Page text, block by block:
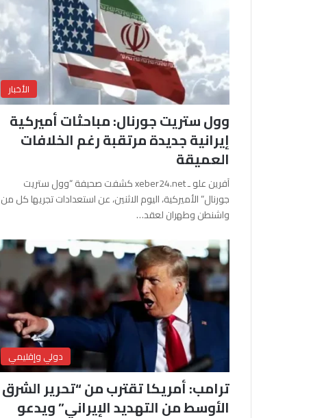
الأخبار
وول ستريت جورنال: مباحثات أميركية
إيرانية جديدة مرتقبة رغم الخلافات
العميقة
آفرين علو ـ xeber24.net كشفت صحيفة “وول ستريت
جورنال” الأميركية، اليوم الاثنين، عن استعدادات تجريها كل من
واشنطن وطهران لعقد…
دولي وإقليمي
ترامب: أمريكا تقترب من “تحرير الشرق
الأوسط من التهديد الإيراني” ويدعو